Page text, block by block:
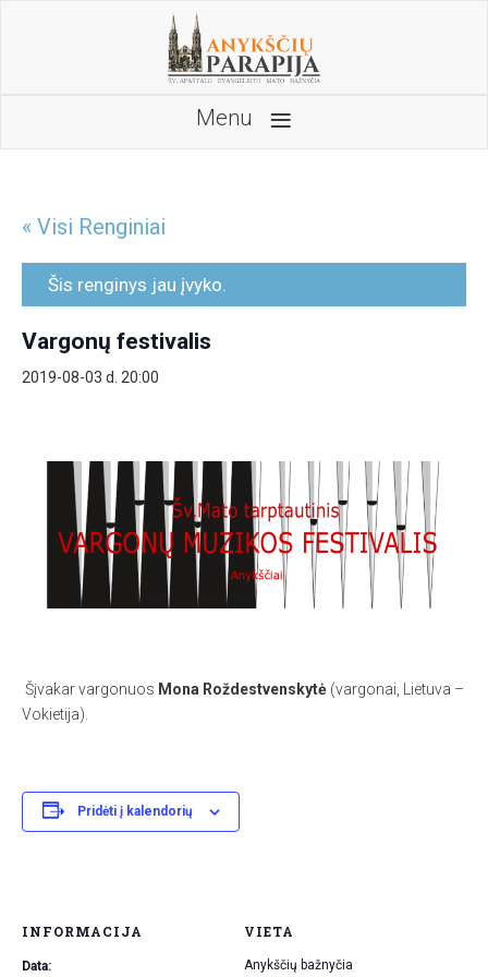
Menu ≡
« Visi Renginiai
Šis renginys jau įvyko.
Vargonų festivalis
2019-08-03 d. 20:00
Šįvakar vargonuos Mona Roždestvenskytė (vargonai, Lietuva –
Vokietija).
Pridėti į kalendorių
INFORMACIJA
Data:
VIETA
Anykščių bažnyčia